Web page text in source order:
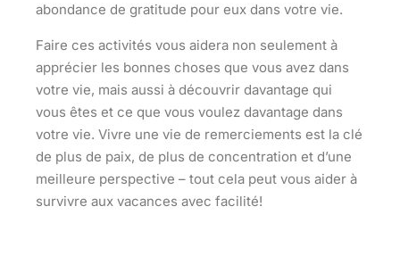
abondance de gratitude pour eux dans votre vie.
Faire ces activités vous aidera non seulement à
apprécier les bonnes choses que vous avez dans
votre vie, mais aussi à découvrir davantage qui
vous êtes et ce que vous voulez davantage dans
votre vie. Vivre une vie de remerciements est la clé
de plus de paix, de plus de concentration et d’une
meilleure perspective – tout cela peut vous aider à
survivre aux vacances avec facilité!